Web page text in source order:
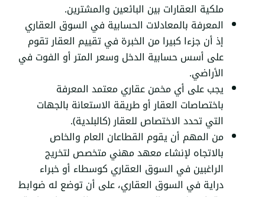
ملكية العقارات بين البائعين والمشترين.
المعرفة بالمعادلات الحسابية في السوق العقاري
إذ أن جزءا كبيرا من الخبرة فيتقييم العقارتقوم
على أسس حسابية الدخل وسعر المتر أو الفوت في
الأراضي.
يجب على أي مخمن عقاري معتمد المعرفة
باختصاصات العقار أو طريقة الاستعانة بالجهات
التي تحدد الاختصاص للعقار (كالبلدية).
من المهم أن يقوم القطاعان العام والخاص
بالاتجاه لإنشاء معهد مهني متخصص لتخريج
الراغبين في السوق العقاري كوسطاء أو خبراء
دراية في السوق العقاري، على أن توضع له ضوابط